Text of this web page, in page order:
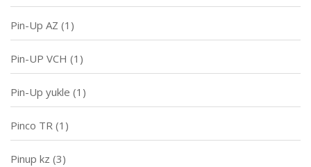
Pin-Up AZ (1)
Pin-UP VCH (1)
Pin-Up yukle (1)
Pinco TR (1)
Pinup kz (3)